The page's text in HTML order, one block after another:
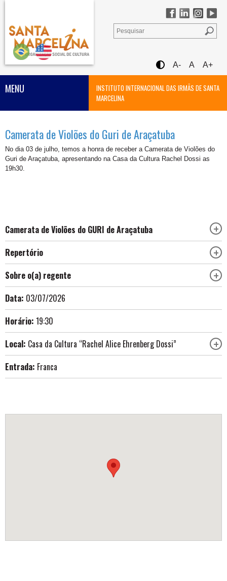
A- A A+
INSTITUTO INTERNACIONAL DAS IRMÃS DE SANTA
MARCELINA
MENU
Camerata de Violões do Guri de Araçatuba
No dia 03 de julho, temos a honra de receber a Camerata de Violões do
Guri de Araçatuba, apresentando na Casa da Cultura Rachel Dossi as
19h30.
Camerata de Violões do GURI de Araçatuba
Repertório
Sobre o(a) regente
Data: 03/07/2026
Horário: 19:30
Local: Casa da Cultura “Rachel Alice Ehrenberg Dossi”
Entrada: Franca